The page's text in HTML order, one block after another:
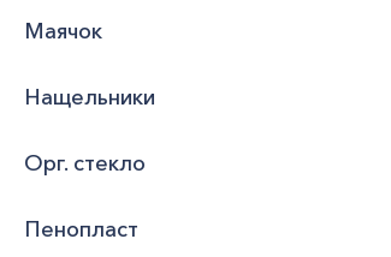
Маячок
Нащельники
Орг. стекло
Пенопласт